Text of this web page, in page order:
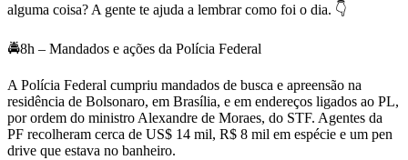
alguma coisa? A gente te ajuda a lembrar como foi o dia. 👇
🚔8h – Mandados e ações da Polícia Federal
A Polícia Federal cumpriu mandados de busca e apreensão na
residência de Bolsonaro, em Brasília, e em endereços ligados ao PL,
por ordem do ministro Alexandre de Moraes, do STF. Agentes da
PF recolheram cerca de US$ 14 mil, R$ 8 mil em espécie e um pen
drive que estava no banheiro.